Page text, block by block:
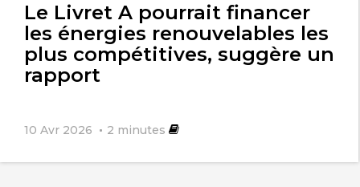
Le Livret A pourrait financer
les énergies renouvelables les
plus compétitives, suggère un
rapport
10 Avr 2026 2 minutes